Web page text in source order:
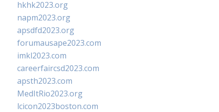
hkhk2023.org
napm2023.org
apsdfd2023.org
forumausape2023.com
imkl2023.com
careerfaircsd2023.com
apsth2023.com
MedItRio2023.org
lcicon2023boston.com